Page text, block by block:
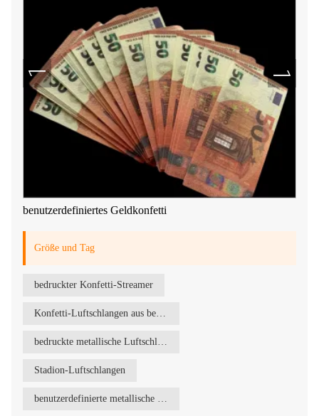
benutzerdefiniertes Geldkonfetti
Größe und Tag
bedruckter Konfetti-Streamer
Stadion-Luftschlangen